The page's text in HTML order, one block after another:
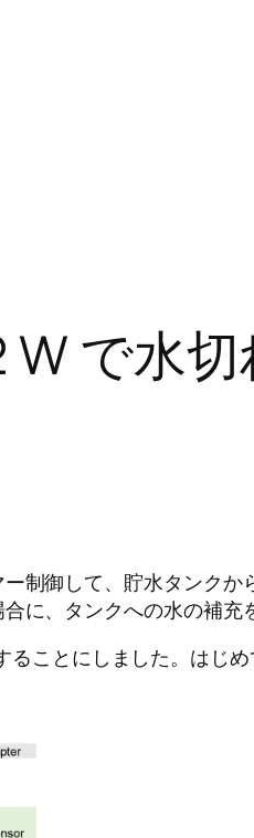
W で水
制御して、貯水タンク
、タンクへの水の補充
ることにしました。はじ